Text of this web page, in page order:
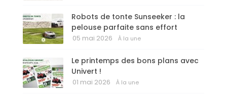
Robots de tonte Sunseeker : la
pelouse parfaite sans effort
05 mai 2026 À la une
Le printemps des bons plans avec
Univert !
01 mai 2026 À la une